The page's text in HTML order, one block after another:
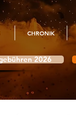
CHRONIK
2026